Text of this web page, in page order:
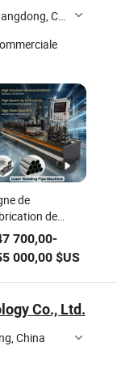
China
de
de
par soudage
automatique,
de
de
de
de
en acier de
700,00-
000,00$US
Co., Ltd.
China